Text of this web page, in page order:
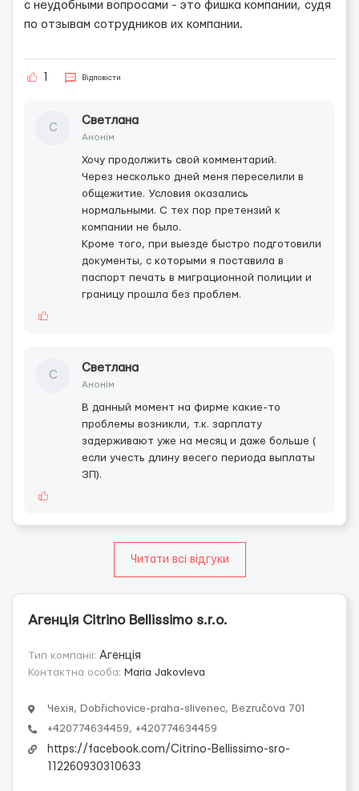
с неудобными вопросами - это фишка компании, судя
по отзывам сотрудников их компании.
Відповісти
С
Светлана
Анонім
Хочу продолжить свой комментарий.
Через несколько дней меня переселили в
общежитие. Условия оказались
нормальными. С тех пор претензий к
компании не было.
Кроме того, при выезде быстро подготовили
документы, с которыми я поставила в
паспорт печать в миграционной полиции и
границу прошла без проблем.
С
Светлана
Анонім
В данный момент на фирме какие-то
проблемы возникли, т.к. зарплату
задерживают уже на месяц и даже больше (
если учесть длину весего периода выплаты
ЗП).
Читати всі відгуки
Агенція Citrino Bellissimo s.r.o.
Тип компанії: Агенція
Контактна особа: Maria Jakovleva
Чехія, Dobřichovice-praha-slivenec, Bezručova 701
+420774634459, +420774634459
https://facebook.com/Citrino-Bellissimo-sro-
112260930310633